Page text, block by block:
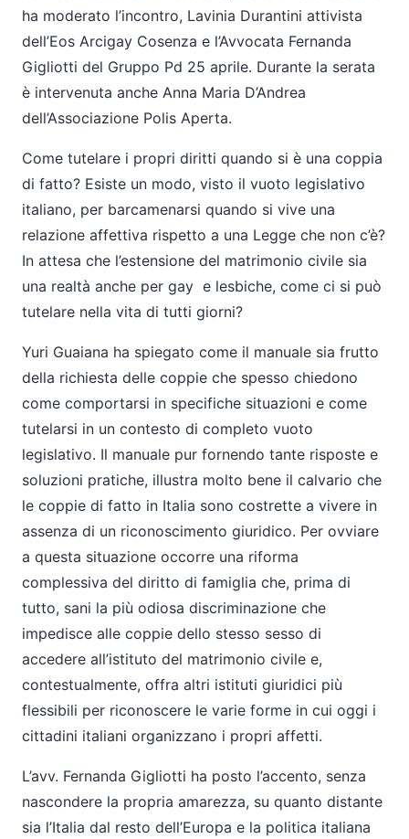
ha moderato l’incontro, Lavinia Durantini attivista
dell’Eos Arcigay Cosenza e l’Avvocata Fernanda
Gigliotti del Gruppo Pd 25 aprile. Durante la serata
è intervenuta anche Anna Maria D’Andrea
dell’Associazione Polis Aperta.
Come tutelare i propri diritti quando si è una coppia
di fatto? Esiste un modo, visto il vuoto legislativo
italiano, per barcamenarsi quando si vive una
relazione affettiva rispetto a una Legge che non c’è?
In attesa che l’estensione del matrimonio civile sia
una realtà anche per gay e lesbiche, come ci si può
tutelare nella vita di tutti giorni?
Yuri Guaiana ha spiegato come il manuale sia frutto
della richiesta delle coppie che spesso chiedono
come comportarsi in specifiche situazioni e come
tutelarsi in un contesto di completo vuoto
legislativo. Il manuale pur fornendo tante risposte e
soluzioni pratiche, illustra molto bene il calvario che
le coppie di fatto in Italia sono costrette a vivere in
assenza di un riconoscimento giuridico. Per ovviare
a questa situazione occorre una riforma
complessiva del diritto di famiglia che, prima di
tutto, sani la più odiosa discriminazione che
impedisce alle coppie dello stesso sesso di
accedere all’istituto del matrimonio civile e,
contestualmente, offra altri istituti giuridici più
flessibili per riconoscere le varie forme in cui oggi i
cittadini italiani organizzano i propri affetti.
L’avv. Fernanda Gigliotti ha posto l’accento, senza
nascondere la propria amarezza, su quanto distante
sia l’Italia dal resto dell’Europa e la politica italiana